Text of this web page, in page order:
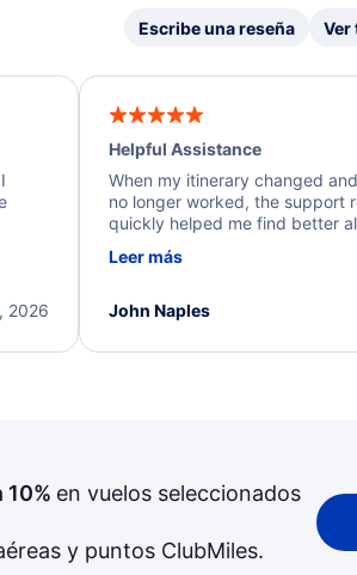
Escribe una reseña Ver
2026
Helpful Assistance
When my itinerary changed
no longer worked, the support
quickly helped me find better
beyond to resolve the issue. I'm
Leer más
John Naples
10% en vuelos seleccionados
y puntos ClubMiles.